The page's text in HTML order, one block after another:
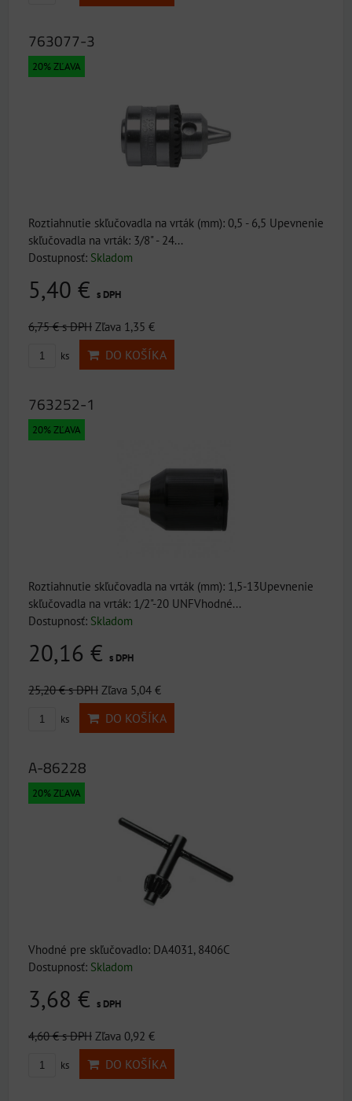
763077-3
20% ZĽAVA
Roztiahnutie skľučovadla na vrták (mm): 0,5 - 6,5 Upevnenie
skľučovadla na vrták: 3/8" - 24...
Dostupnosť: Skladom
5,40 € s DPH
6,75 €s DPH Zľava 1,35 €
ks DO KOŠÍKA
763252-1
20% ZĽAVA
Roztiahnutie skľučovadla na vrták (mm): 1,5-13Upevnenie
skľučovadla na vrták: 1/2"-20 UNFVhodné...
Dostupnosť: Skladom
20,16 € s DPH
25,20 €s DPH Zľava 5,04 €
ks DO KOŠÍKA
A-86228
20% ZĽAVA
Vhodné pre skľučovadlo: DA4031, 8406C
Dostupnosť: Skladom
3,68 € s DPH
4,60 €s DPH Zľava 0,92 €
ks DO KOŠÍKA